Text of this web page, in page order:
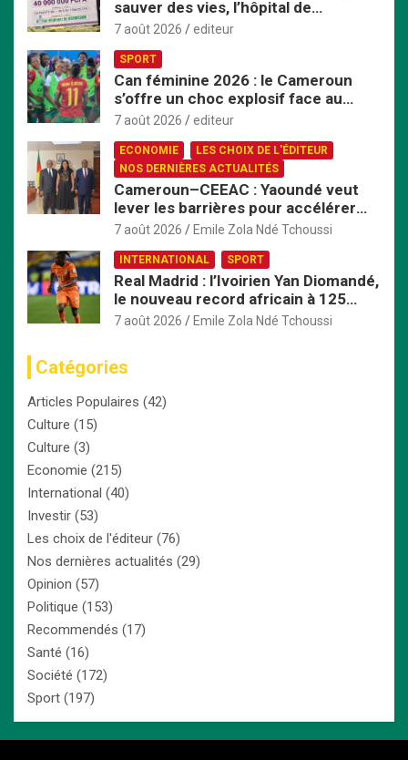
sauver des vies, l’hôpital de
Bafoussam renforce son centre
7 août 2026 editeur
SPORT
Can féminine 2026 : le Cameroun
s’offre un choc explosif face au
Nigeria en quart de finale
7 août 2026 editeur
ECONOMIE
LES CHOIX DE L'ÉDITEUR
NOS DERNIÈRES ACTUALITÉS
Cameroun–CEEAC : Yaoundé veut
lever les barrières pour accélérer
l’intégration économique
7 août 2026 Emile Zola Ndé Tchoussi
INTERNATIONAL SPORT
Real Madrid : l’Ivoirien Yan Diomandé,
le nouveau record africain à 125
millions d’euros
7 août 2026 Emile Zola Ndé Tchoussi
Catégories
Articles Populaires (42)
Culture (15)
Culture (3)
Economie (215)
International (40)
Investir (53)
Les choix de l'éditeur (76)
Nos dernières actualités (29)
Opinion (57)
Politique (153)
Recommendés (17)
Santé (16)
Société (172)
Sport (197)